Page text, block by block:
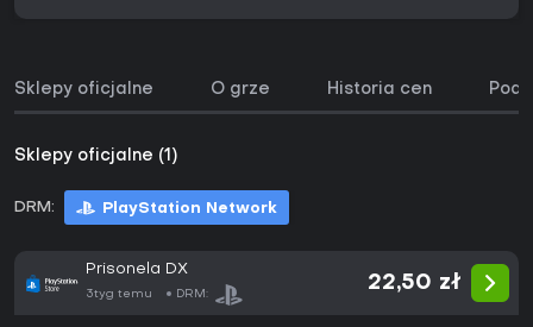
Sklepy oficjalne O grze Historia cen
Sklepy oficjalne (1)
DRM: PlayStation Network
Prisonela DX
3tyg temu DRM:
22,50 zł